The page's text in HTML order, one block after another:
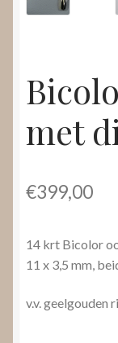
met
€399,00
14 krt Bicolor
11 x 3,5 mm,
v.v. geelgouden